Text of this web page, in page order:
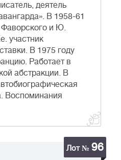
деятель
В 1958-61
Фаворского и Ю.
участник
В 1975 году
Работает в
абстракции. В
Воспоминания
Лот № 96